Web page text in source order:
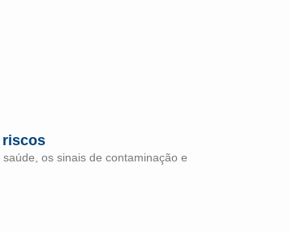
riscos
os sinais de contaminação e